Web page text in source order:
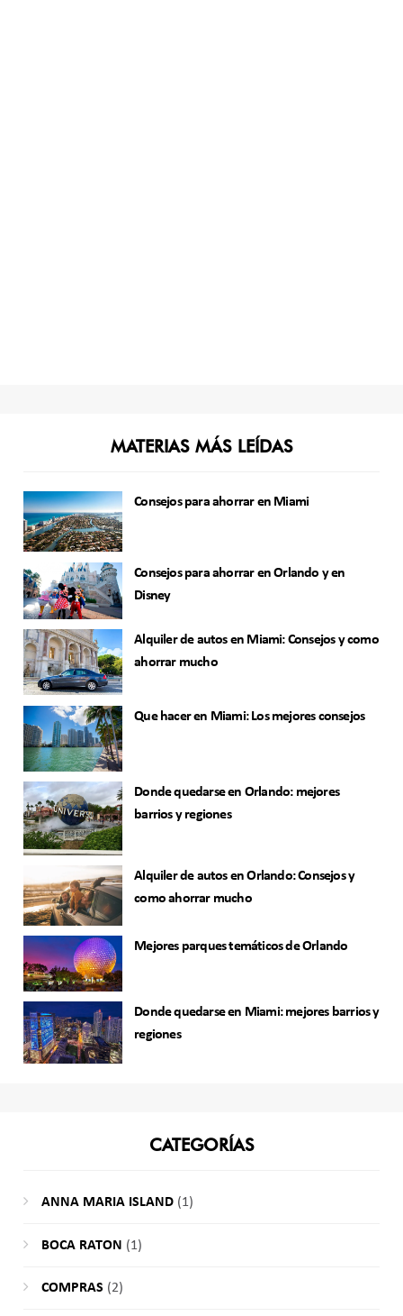
MATERIAS MÁS LEÍDAS
Consejos para ahorrar en Miami
Consejos para ahorrar en Orlando y en
Disney
Alquiler de autos en Miami: Consejos y como
ahorrar mucho
Que hacer en Miami: Los mejores consejos
Donde quedarse en Orlando: mejores
barrios y regiones
Alquiler de autos en Orlando: Consejos y
como ahorrar mucho
Mejores parques temáticos de Orlando
Donde quedarse en Miami: mejores barrios y
regiones
CATEGORÍAS
ANNA MARIA ISLAND(1)
BOCA RATON (1)
COMPRAS (2)